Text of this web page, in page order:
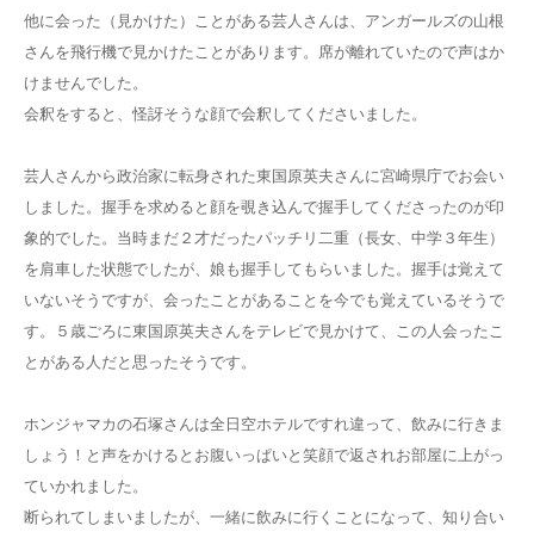
他に会った（見かけた）ことがある芸人さんは、アンガールズの山根
さんを飛行機で見かけたことがあります。席が離れていたので声はか
けませんでした。
会釈をすると、怪訝そうな顔で会釈してくださいました。
芸人さんから政治家に転身された東国原英夫さんに宮崎県庁でお会い
しました。握手を求めると顔を覗き込んで握手してくださったのが印
象的でした。当時まだ２才だったパッチリ二重（長女、中学３年生）
を肩車した状態でしたが、娘も握手してもらいました。握手は覚えて
いないそうですが、会ったことがあることを今でも覚えているそうで
す。５歳ごろに東国原英夫さんをテレビで見かけて、この人会ったこ
とがある人だと思ったそうです。
ホンジャマカの石塚さんは全日空ホテルですれ違って、飲みに行きま
しょう！と声をかけるとお腹いっぱいと笑顔で返されお部屋に上がっ
ていかれました。
断られてしまいましたが、一緒に飲みに行くことになって、知り合い